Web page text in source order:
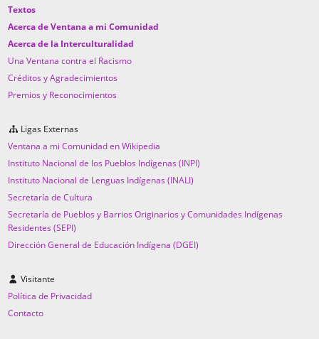
Textos
Acerca de Ventana a mi Comunidad
Acerca de la Interculturalidad
Una Ventana contra el Racismo
Créditos y Agradecimientos
Premios y Reconocimientos
Ligas Externas
Ventana a mi Comunidad en Wikipedia
Instituto Nacional de los Pueblos Indígenas (INPI)
Instituto Nacional de Lenguas Indígenas (INALI)
Secretaría de Cultura
Secretaría de Pueblos y Barrios Originarios y Comunidades Indígenas
Residentes (SEPI)
Dirección General de Educación Indígena (DGEI)
Visitante
Política de Privacidad
Contacto